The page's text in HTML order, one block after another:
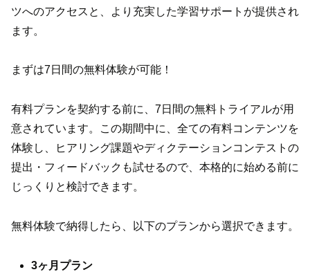
ツへのアクセスと、より充実した学習サポートが提供され
ます。
まずは7日間の無料体験が可能！
有料プランを契約する前に、7日間の無料トライアルが用
意されています。この期間中に、全ての有料コンテンツを
体験し、ヒアリング課題やディクテーションコンテストの
提出・フィードバックも試せるので、本格的に始める前に
じっくりと検討できます。
無料体験で納得したら、以下のプランから選択できます。
3ヶ月プラン